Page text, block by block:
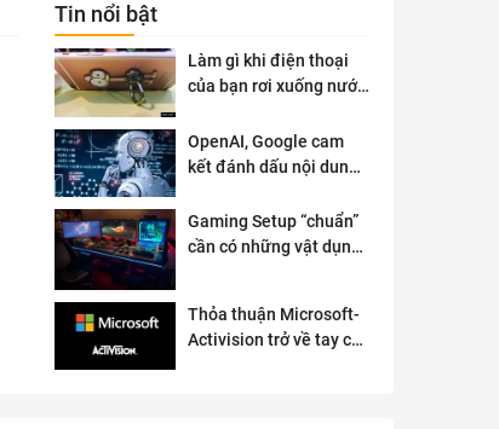
Tin nổi bật
Làm gì khi điện thoại
của bạn rơi xuống nước
OpenAI, Google cam
kết đánh dấu nội dung
Gaming Setup “chuẩn”
cần có những vật dụng
Thỏa thuận Microsoft-
Activision trở về tay cơ